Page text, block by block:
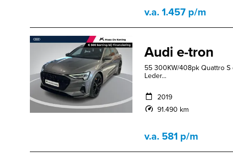
v.a. 1.457 p/m
Audi e-tron
55 300KW/408pk Quattro S
Leder...
2019
91.490 km
v.a. 581 p/m